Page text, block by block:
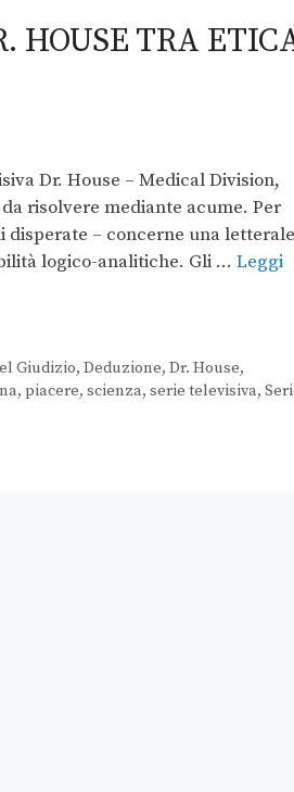
HOUSE TRA
Dr. House – Medical Division,
risolvere mediante acume. Per
disperate – concerne una letterale
logico-analitiche. Gli … Leggi
Giudizio, Deduzione, Dr. House,
, piacere, scienza, serie televisiva,